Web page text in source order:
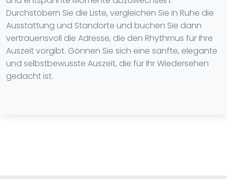
Durchstöbern Sie die Liste, vergleichen Sie in Ruhe die
Ausstattung und Standorte und buchen Sie dann
vertrauensvoll die Adresse, die den Rhythmus für Ihre
Auszeit vorgibt. Gönnen Sie sich eine sanfte, elegante
und selbstbewusste Auszeit, die für Ihr Wiedersehen
gedacht ist.